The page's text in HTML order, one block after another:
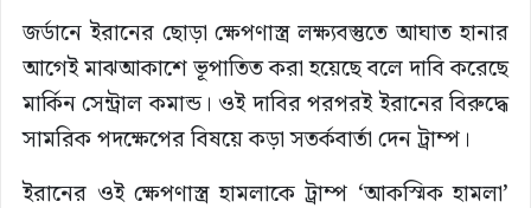
জর্ডানে ইরানের ছোড়া ক্ষেপণাস্ত্র লক্ষ্যবস্তুতে আঘাত হানার
আগেই মাঝআকাশে ভূপাতিত করা হয়েছে বলে দাবি করেছে
মার্কিন সেন্ট্রাল কমান্ড। ওই দাবির পরপরই ইরানের বিরুদ্ধে
সামরিক পদক্ষেপের বিষয়ে কড়া সতর্কবার্তা দেন ট্রাম্প।
ইরানের ওই ক্ষেপণাস্ত্র হামলাকে ট্রাম্প ‘আকস্মিক হামলা’